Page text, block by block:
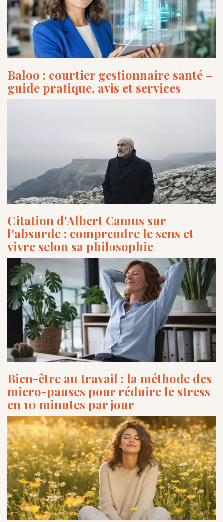
Baloo : courtier gestionnaire santé –
guide pratique, avis et services
Citation d'Albert Camus sur
l'absurde : comprendre le sens et
vivre selon sa philosophie
Bien-être au travail : la méthode des
micro-pauses pour réduire le stress
en 10 minutes par jour